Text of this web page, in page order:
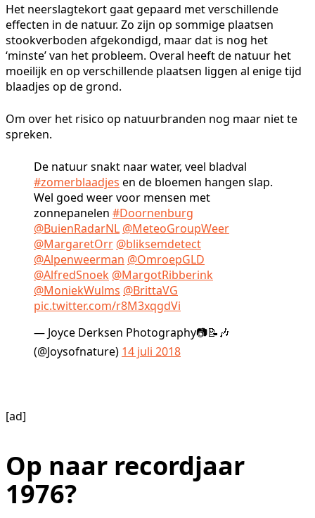
Het neerslagtekort gaat gepaard met verschillende
effecten in de natuur. Zo zijn op sommige plaatsen
stookverboden afgekondigd, maar dat is nog het
‘minste’ van het probleem. Overal heeft de natuur het
moeilijk en op verschillende plaatsen liggen al enige tijd
blaadjes op de grond.
Om over het risico op natuurbranden nog maar niet te
spreken.
De natuur snakt naar water, veel bladval
#zomerblaadjes en de bloemen hangen slap.
Wel goed weer voor mensen met
zonnepanelen #Doornenburg
@BuienRadarNL @MeteoGroupWeer
@MargaretOrr @bliksemdetect
@Alpenweerman @OmroepGLD
@AlfredSnoek @MargotRibberink
@MoniekWulms @BrittaVG
pic.twitter.com/r8M3xqgdVi
— Joyce Derksen Photography📷📝🎶
(@Joysofnature) 14 juli 2018
[ad]
Op naar recordjaar
1976?